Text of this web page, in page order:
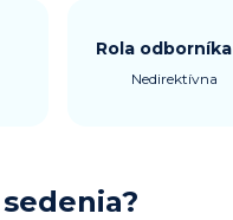
Rola odborníka
Nedirektívna